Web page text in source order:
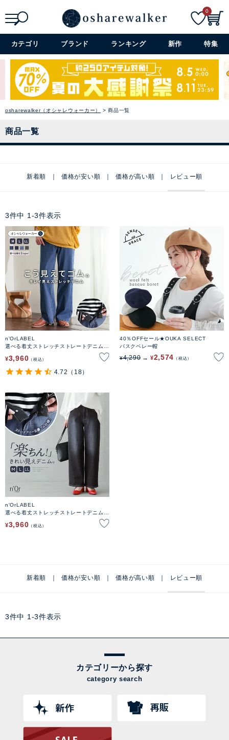
詳細検索+
0
カテゴリ ブランド ランキング 新作 特集
osharewalker（オシャレウォーカー） 商品一覧
商品一覧
新着順 価格が安い順 価格が高い順 レビュー順
3件中 1 -3件表示
n'OrLABEL
選べる着丈ストレッチストレートデニムパ
¥3,960 税込
4.72 （18）
40％OFFセール★OUKA SELECT
バスクベレー帽
¥4,290 ¥2,574 税込
n'OrLABEL
選べる着丈ストレッチストレートデニムパ
¥3,960 税込
新着順 価格が安い順 価格が高い順 レビュー順
3件中 1 -3件表示
カテゴリーから探す
category search